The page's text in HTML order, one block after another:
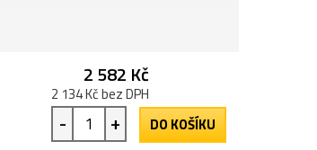
2 582 Kč
2 134 Kč bez DPH
- + DO KOŠÍKU